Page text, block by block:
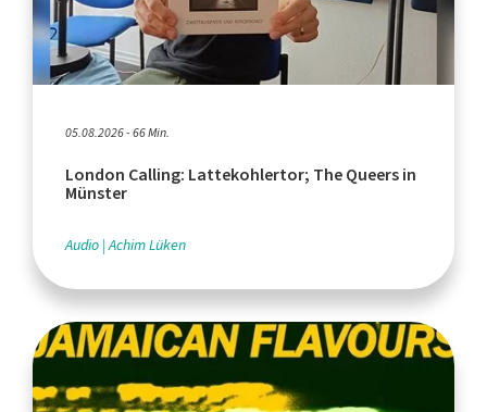
05.08.2026 - 66 Min.
London Calling: Lattekohlertor; The Queers in
Münster
Audio Achim Lüken